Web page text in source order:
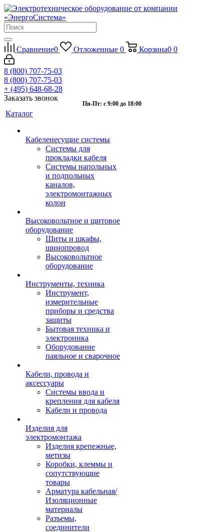
Сравнение0 Отложенные 0 Корзина0 0
8 (800) 707-75-03
8 (800) 707-75-03
+ (495) 648-68-28
Заказать звонок
Пн-Пт: с 9:00 до 18:00
Каталог
Кабеленесущие системы
Системы для
прокладки кабеля
Системы напольных
и подпольных
каналов,
электромонтажных
колон
Высоковольтное и щитовое
оборудование
Щиты и шкафы,
шинопровод
Высоковольтное
оборудование
Инструменты, техника
Инструмент,
измерительные
приборы и средства
защиты
Бытовая техника и
электроника
Оборудование
паяльное и сварочное
Кабели, провода и
аксессуары
Системы ввода и
крепления для кабеля
Кабели и провода
Изделия для
электромонтажа
Изделия крепежные,
метизы
Коробки, клеммы и
сопутствующие
товары
Арматура кабельная/
Изоляционные
материалы
Разъемы,
соединители